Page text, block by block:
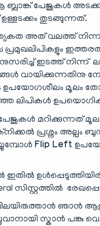
ബ്ലാങ്ക് പേജുകൾ
തുടങ്ങുന്നത്.
അത് വലത്ത്
പ്രമുഖലിപികളും
ഇടത്ത്
വായിക്കുന്നതിനു
മൂലം
ലിപികൾ
മറിക്കുന്നത്
പ്രശ്നം അല്പം
Flip Left
സിസ്റ്റത്തിൽ
ഞാൻ
സ്കാൻ പങ്കു